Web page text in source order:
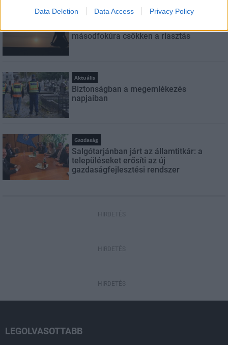
Data Deletion Data Access Privacy Policy
Országos hírek
másodfokúra csökken a riasztás
Aktuális
Biztonságban a megemlékezés
napjaiban
Gazdaság
Salgótarjánban járt az államtitkár: a
településeket erősíti az új
gazdaságfejlesztési rendszer
HIRDETÉS
HIRDETÉS
HIRDETÉS
LEGOLVASOTTABB